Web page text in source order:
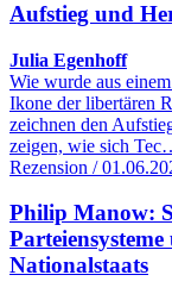
Aufstieg und
Julia Egenhoff
Wie wurde aus
Ikone der libertären
zeichnen den
zeigen, wie sich
Rezension /
Philip Manow:
Nationalstaats